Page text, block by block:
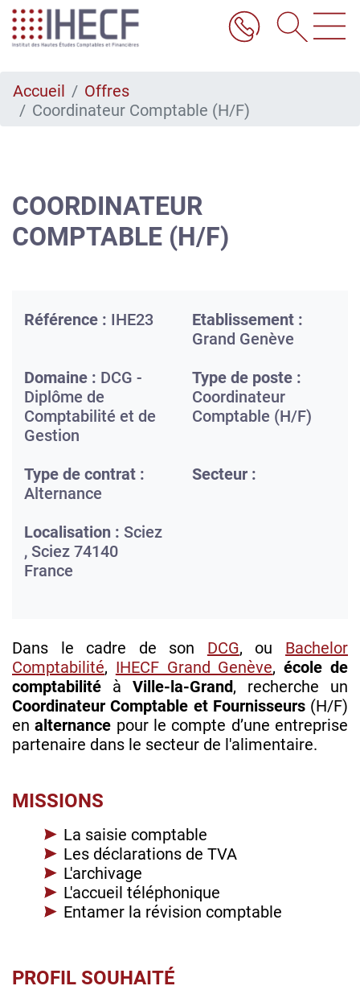
Aller
au
contenu
Accueil
Offres
Coordinateur Comptable (H/F)
COORDINATEUR
COMPTABLE (H/F)
Référence : IHE23
Etablissement :
Grand Genève
Domaine : DCG -
Diplôme de
Comptabilité et de
Gestion
Type de poste :
Coordinateur
Comptable (H/F)
Type de contrat :
Alternance
Secteur :
Localisation : Sciez
, Sciez 74140
France
Dans le cadre de son DCG, ou Bachelor
Comptabilité, IHECF Grand Genève,école de
comptabilité à Ville-la-Grand, recherche un
Coordinateur Comptable et Fournisseurs(H/F)
enalternance pour le compte d’une entreprise
partenaire dans le secteur de l'alimentaire.
MISSIONS
La saisie comptable
Les déclarations de TVA
L'archivage
L'accueil téléphonique
Entamer la révision comptable
PROFIL SOUHAITÉ